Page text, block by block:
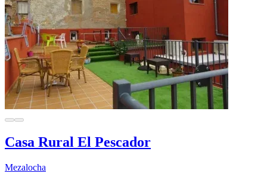
Casa Rural El Pescador
Mezalocha